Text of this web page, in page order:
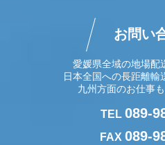
お問い
愛媛県全域の地場配
日本全国への長距離輸
九州方面のお仕事
TEL 089-
FAX 089-